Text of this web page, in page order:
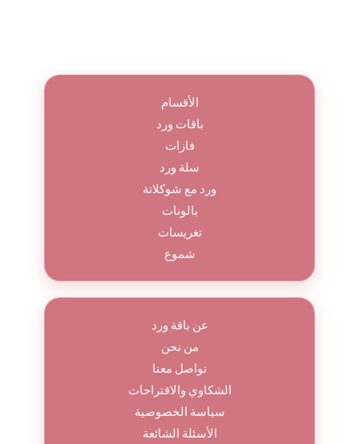
الأقسام
باقات ورد
فازات
سلة ورد
ورد مع شوكلاتة
بالونات
تغريسات
شموع
عن باقة ورد
من نحن
تواصل معنا
الشكاوي والاقتراحات
سياسة الخصوصية
الأسئلة الشائعة